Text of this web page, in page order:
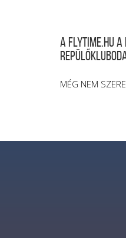
A
MÉG NEM